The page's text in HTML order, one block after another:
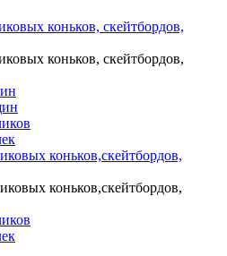
коньков, скейтбордов,
коньков, скейтбордов,
коньков,скейтбордов,
коньков,скейтбордов,